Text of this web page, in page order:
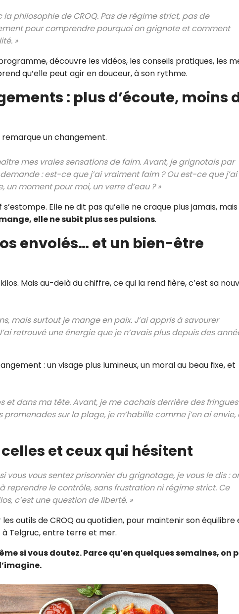
philosophie de CROQ. Pas de régime strict, pas de
pour comprendre pourquoi on grignote et comment
»
découvre les vidéos, les conseils pratiques, les
qu’elle peut agir en douceur, à son rythme.
: plus d’écoute, moins
remarque un changement.
mes vraies sensations de faim. Avant, je grignotais par
: est-ce que j’ai vraiment faim ? Ou est-ce que j’ai
un moment pour moi, un verre d’eau ? »
Elle ne dit pas qu’elle ne craque plus jamais, mais
elle ne subit plus ses pulsions.
envolés… et un bien-être
Mais au-delà du chiffre, ce qui la rend fière, c’est sa
mais surtout je mange en paix. J’ai appris à savourer
retrouvé une énergie que je n’avais plus depuis des
: un visage plus lumineux, un moral au beau fixe, et
et dans ma tête. Avant, je me cachais derrière des fringues
promenades sur la plage, je m’habille comme j’en ai envie,
et ceux qui hésitent
vous vous sentez prisonnier du grignotage, je vous le dis :
à reprendre le contrôle, sans frustration ni régime strict. Ce
c’est une question de liberté. »
les outils de CROQ au quotidien, pour maintenir son équilibre
Telgruc, entre terre et mer.
si vous doutez. Parce qu’en quelques semaines, on